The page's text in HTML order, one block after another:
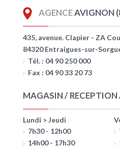
AGENCEAVIGNON
435, avenue. Clapier - ZA
84320 Entraigues-sur-
Tél. : 04 90 250 000
Fax : 04 90 33 20 73
MAGASIN / RECEPTION
Lundi > Jeudi
7h30 - 12h00
14h00 - 17h30